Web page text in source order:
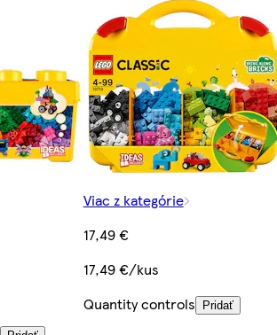
Viac z kategórie
17,49 €
17,49 €/kus
Quantity controls
Pridať